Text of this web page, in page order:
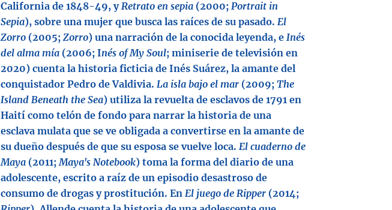
California de 1848-49, yRetrato en sepia (2000; Portrait in
Sepia), sobre una mujer que busca las raíces de su pasado. El
Zorro (2005;Zorro) una narración de la conocida leyenda, e Inés
del alma mía (2006; Inés of My Soul; miniserie de televisión en
2020) cuenta la historia ficticia de Inés Suárez, la amante del
conquistador Pedro de Valdivia. La isla bajo el mar (2009; The
Island Beneath the Sea) utiliza la revuelta de esclavos de 1791 en
Haití como telón de fondo para narrar la historia de una
esclava mulata que se ve obligada a convertirse en la amante de
su dueño después de que su esposa se vuelve loca. El cuaderno de
Maya (2011;Maya's Notebook) toma la forma del diario de una
adolescente, escrito a raíz de un episodio desastroso de
consumo de drogas y prostitución. En El juego de Ripper (2014;